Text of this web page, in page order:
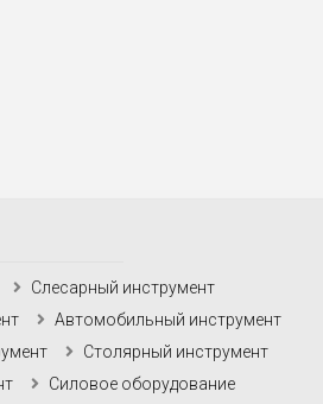
Слесарный инструмент
Автомобильный инструмент
Столярный инструмент
Силовое оборудование